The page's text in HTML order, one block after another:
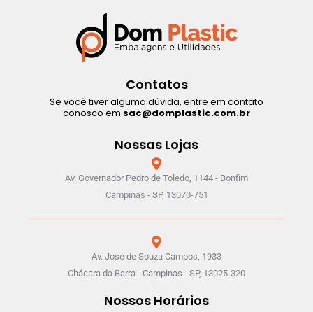
Contatos
Se você tiver alguma dúvida, entre em contato
conosco em sac@domplastic.com.br
Nossas Lojas
Av. Governador Pedro de Toledo, 1144 - Bonfim
Campinas - SP, 13070-751
Av. José de Souza Campos, 1933
Chácara da Barra - Campinas - SP, 13025-320
Nossos Horários